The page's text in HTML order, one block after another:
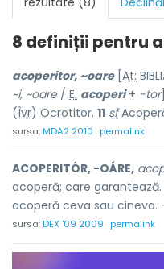
8 definiții pentru
acoperitor, ~oare[ At:
~i, ~oare/ E: acoperi+ -tor]
(Îvr) Ocrotitor. 11 sf
sursa:MDA2 2010 permalink
ACOPERITÓR, -OÁRE,
acoperă; care garantează.
acoperă ceva sau cineva.
sursa:DEX '09 2009 permalink